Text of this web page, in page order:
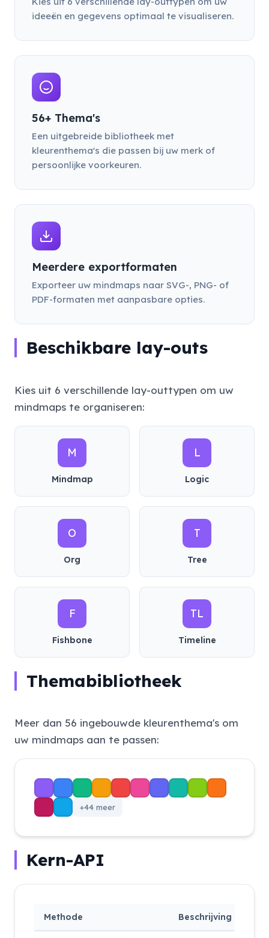
ideeën en gegevens optimaal te visualiseren.
56+ Thema's
Een uitgebreide bibliotheek met
kleurenthema's die passen bij uw merk of
persoonlijke voorkeuren.
Meerdere exportformaten
Exporteer uw mindmaps naar SVG-, PNG- of
PDF-formaten met aanpasbare opties.
Beschikbare lay-outs
Kies uit 6 verschillende lay-outtypen om uw
mindmaps te organiseren:
M
Mindmap
L
Logic
O
Org
T
Tree
F
Fishbone
TL
Timeline
Themabibliotheek
Meer dan 56 ingebouwde kleurenthema's om
uw mindmaps aan te passen:
+44 meer
Kern-API
Methode Beschrijving